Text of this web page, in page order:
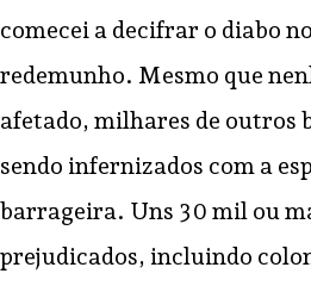
comecei a decifrar o diabo
redemunho. Mesmo que
afetado, milhares de outros
sendo infernizados com a
barrageira. Uns 30 mil ou
prejudicados, incluindo